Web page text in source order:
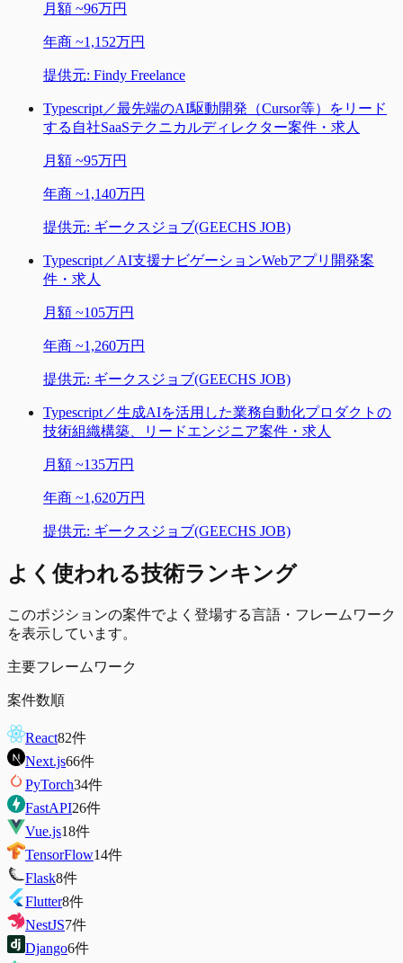
月額 ~96万円
年商 ~1,152万円
提供元: Findy Freelance
Typescript／最先端のAI駆動開発（Cursor等）をリード
する自社SaaSテクニカルディレクター案件・求人
月額 ~95万円
年商 ~1,140万円
提供元: ギークスジョブ(GEECHS JOB)
Typescript／AI支援ナビゲーションWebアプリ開発案
件・求人
月額 ~105万円
年商 ~1,260万円
提供元: ギークスジョブ(GEECHS JOB)
Typescript／生成AIを活用した業務自動化プロダクトの
技術組織構築、リードエンジニア案件・求人
月額 ~135万円
年商 ~1,620万円
提供元: ギークスジョブ(GEECHS JOB)
よく使われる技術ランキング
このポジションの案件でよく登場する言語・フレームワーク
を表示しています。
主要フレームワーク
案件数順
React82件
Next.js66件
PyTorch34件
FastAPI26件
Vue.js18件
TensorFlow14件
Flask8件
Flutter8件
NestJS7件
Django6件